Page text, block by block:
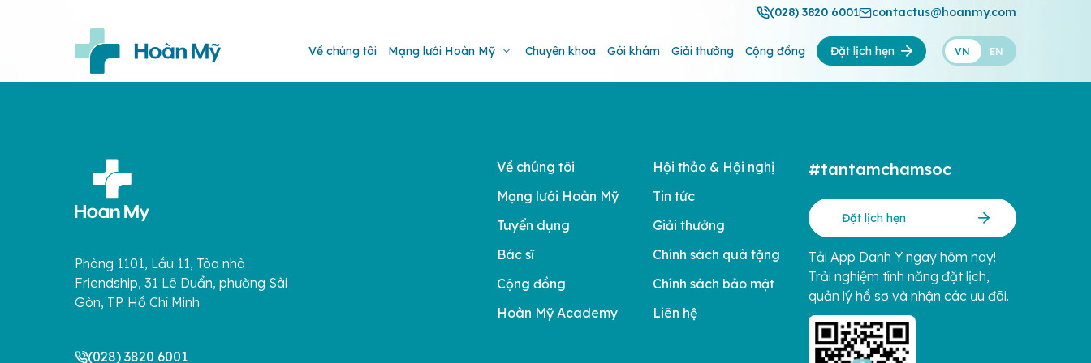
(028) 3820 6001 contactus@hoanmy.com
Về chúng tôi Mạng lưới Hoàn Mỹ Chuyên khoa Gói khám Giải thưởng Cộng đồng Đặt lịch hẹn VN EN
Phòng 1101, Lầu 11, Tòa nhà
Friendship, 31 Lê Duẩn, phường Sài
Gòn, TP. Hồ Chí Minh
(028) 3820 6001
Về chúng tôi
Mạng lưới Hoàn Mỹ
Tuyển dụng
Bác sĩ
Cộng đồng
Hoàn Mỹ Academy
Hội thảo & Hội nghị
Tin tức
Giải thưởng
Chính sách quà tặng
Chính sách bảo mật
Liên hệ
#tantamchamsoc
Đặt lịch hẹn
Tải App Danh Y ngay hôm nay!
Trải nghiệm tính năng đặt lịch,
quản lý hồ sơ và nhận các ưu đãi.